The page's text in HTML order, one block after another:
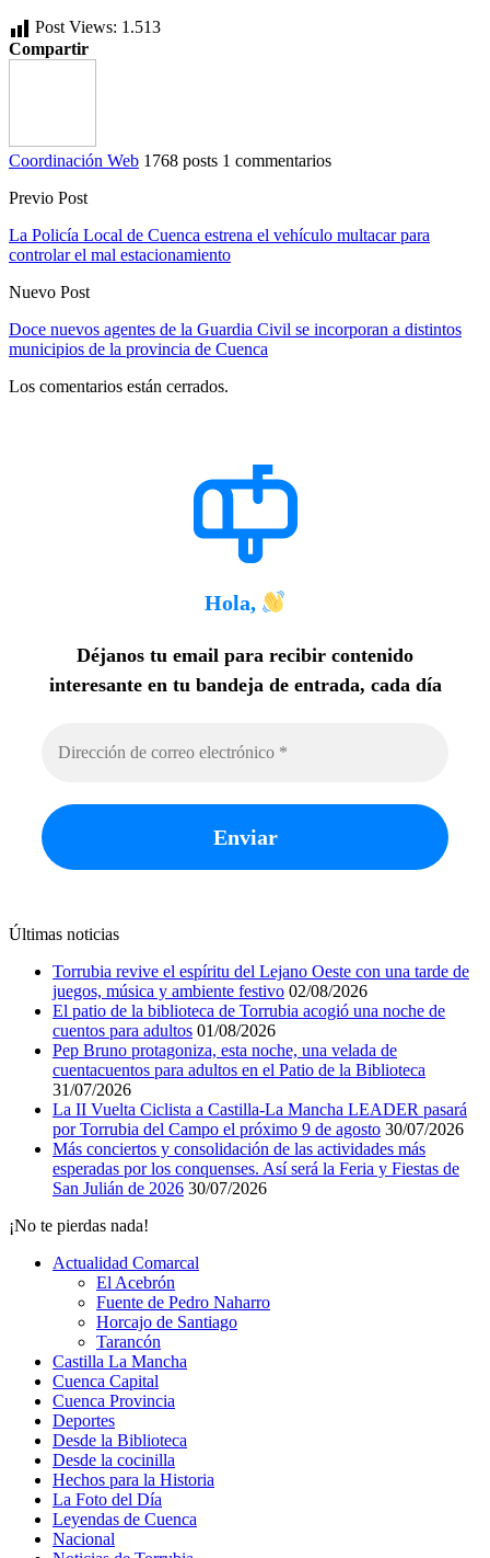
Post Views: 1.513
Compartir
Coordinación Web 1768 posts 1 commentarios
Previo Post
La Policía Local de Cuenca estrena el vehículo multacar para
controlar el mal estacionamiento
Nuevo Post
Doce nuevos agentes de la Guardia Civil se incorporan a distintos
municipios de la provincia de Cuenca
Los comentarios están cerrados.
Hola,
Déjanos tu email para recibir contenido
interesante en tu bandeja de entrada, cada día
Últimas noticias
Torrubia revive el espíritu del Lejano Oeste con una tarde de
juegos, música y ambiente festivo 02/08/2026
El patio de la biblioteca de Torrubia acogió una noche de
cuentos para adultos 01/08/2026
Pep Bruno protagoniza, esta noche, una velada de
cuentacuentos para adultos en el Patio de la Biblioteca
31/07/2026
La II Vuelta Ciclista a Castilla-La Mancha LEADER pasará
por Torrubia del Campo el próximo 9 de agosto 30/07/2026
Más conciertos y consolidación de las actividades más
esperadas por los conquenses. Así será la Feria y Fiestas de
San Julián de 2026 30/07/2026
¡No te pierdas nada!
Actualidad Comarcal
El Acebrón
Fuente de Pedro Naharro
Horcajo de Santiago
Tarancón
Castilla La Mancha
Cuenca Capital
Cuenca Provincia
Deportes
Desde la Biblioteca
Desde la cocinilla
Hechos para la Historia
La Foto del Día
Leyendas de Cuenca
Nacional